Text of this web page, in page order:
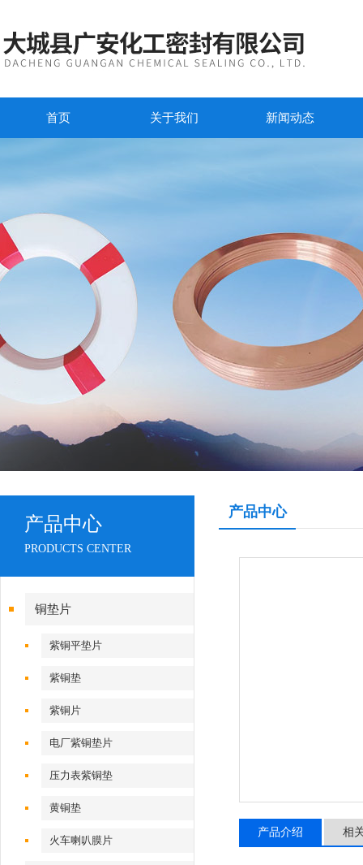
首页 关于我们 新闻动态
产品中心
PRODUCTS CENTER
铜垫片
紫铜平垫片
紫铜垫
紫铜片
电厂紫铜垫片
压力表紫铜垫
黄铜垫
火车喇叭膜片
产品中心
产品介绍 相